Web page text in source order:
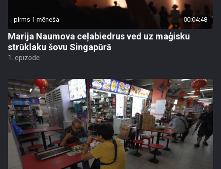
pirms 1 mēneša 00:04:48
Marija Naumova ceļabiedrus ved uz maģisku
strūklaku šovu Singapūrā
1. epizode